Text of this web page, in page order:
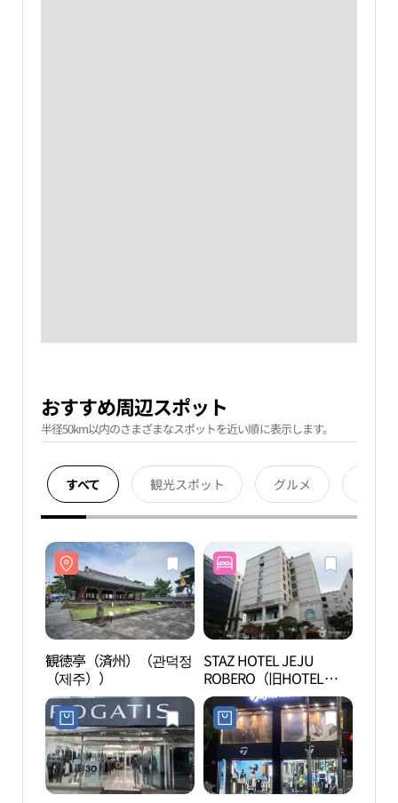
おすすめ周辺スポット
半径50km以内のさまざまなスポットを近い順に表示します。
すべて 観光スポット グルメ
観徳亭（済州）（관덕정
（제주））
STAZ HOTEL JEJU
ROBERO（旧HOTEL
ROBERO）（스타즈 호텔
제주 로베로（구 로베로
호텔））